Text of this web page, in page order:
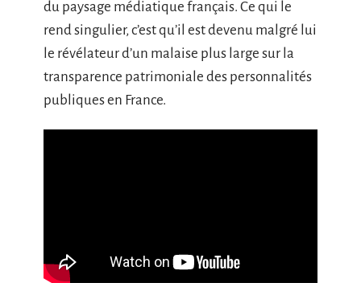
du paysage médiatique français. Ce qui le
rend singulier, c’est qu’il est devenu malgré lui
le révélateur d’un malaise plus large sur la
transparence patrimoniale des personnalités
publiques en France.